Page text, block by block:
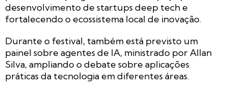
desenvolvimento de startups deep tech e
fortalecendo o ecossistema local de inovação.
Durante o festival, também está previsto um
painel sobre agentes de IA, ministrado por Allan
Silva, ampliando o debate sobre aplicações
práticas da tecnologia em diferentes áreas.